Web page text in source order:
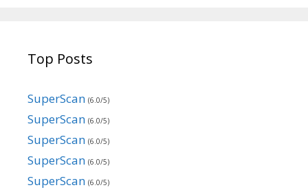
Top Posts
SuperScan (6.0/5)
SuperScan (6.0/5)
SuperScan (6.0/5)
SuperScan (6.0/5)
SuperScan (6.0/5)